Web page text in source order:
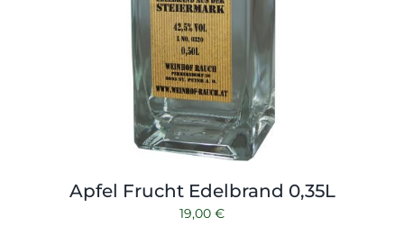
Apfel Frucht Edelbrand 0,35L
19,00 €